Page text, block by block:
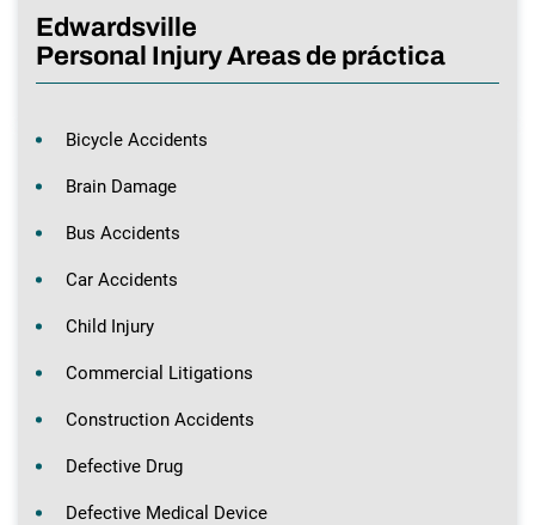
Edwardsville
Personal Injury Areas de práctica
Bicycle Accidents
Brain Damage
Bus Accidents
Car Accidents
Child Injury
Commercial Litigations
Construction Accidents
Defective Drug
Defective Medical Device